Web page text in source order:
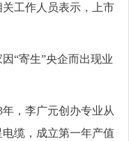
工作人员表示，上市
“寄生”央企而出现业
，李广元创办专业从
缆，成立第一年产值